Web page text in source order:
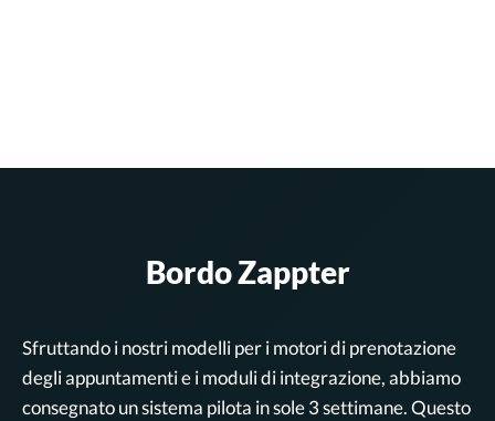
Bordo Zappter
Sfruttando i nostri modelli per i motori di prenotazione
degli appuntamenti e i moduli di integrazione, abbiamo
consegnato un sistema pilota in sole 3 settimane. Questo